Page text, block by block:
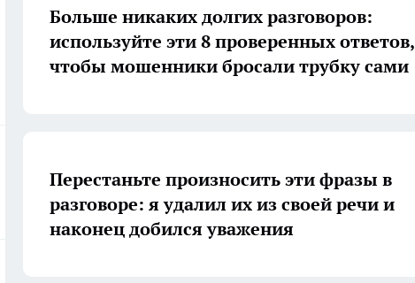
Больше никаких долгих разговоров:
используйте эти 8 проверенных ответов,
чтобы мошенники бросали трубку сами
Перестаньте произносить эти фразы в
разговоре: я удалил их из своей речи и
наконец добился уважения